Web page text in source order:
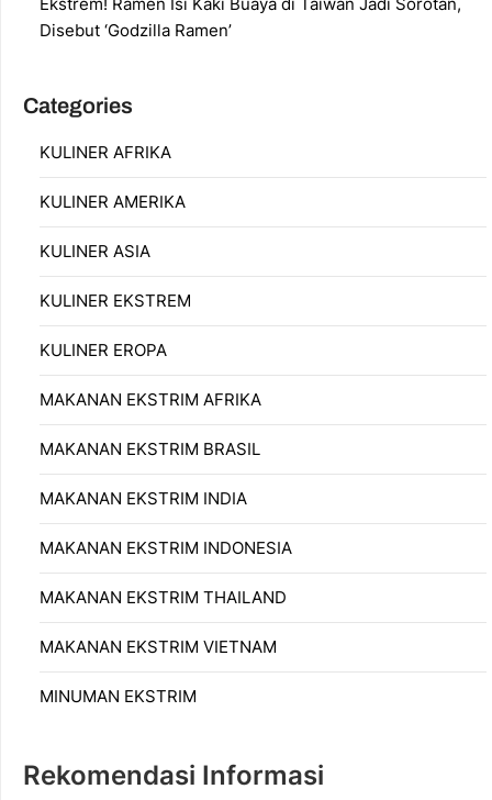
Disebut ‘Godzilla Ramen’
Categories
KULINER AFRIKA
KULINER AMERIKA
KULINER ASIA
KULINER EKSTREM
KULINER EROPA
MAKANAN EKSTRIM AFRIKA
MAKANAN EKSTRIM BRASIL
MAKANAN EKSTRIM INDIA
MAKANAN EKSTRIM INDONESIA
MAKANAN EKSTRIM THAILAND
MAKANAN EKSTRIM VIETNAM
MINUMAN EKSTRIM
Rekomendasi Informasi